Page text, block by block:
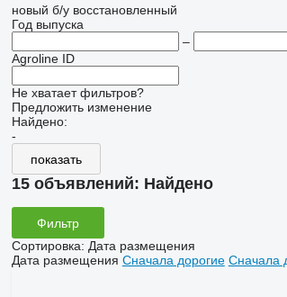
новый б/у восстановленный
Год выпуска
–
Agroline ID
Не хватает фильтров?
Предложить изменение
Найдено:
-
показать
15 объявлений: Найдено
Фильтр
Сортировка: Дата размещения
Дата размещения Сначала дорогие Сначала